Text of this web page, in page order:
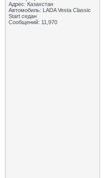
Адрес: Казахстан
Автомобиль: LADA Vesta Classic
Start седан
Сообщений: 11,970